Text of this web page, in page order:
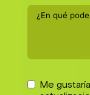
Me